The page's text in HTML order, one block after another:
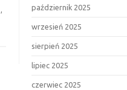
,
październik 2025
wrzesień 2025
sierpień 2025
lipiec 2025
czerwiec 2025